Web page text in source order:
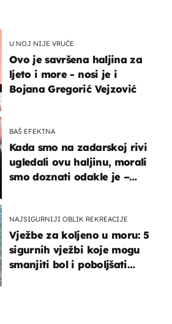
U NOJ NIJE VRUĆE
Ovo je savršena haljina za
ljeto i more - nosi je i
Bojana Gregorić Vejzović
BAŠ EFEKTNA
Kada smo na zadarskoj rivi
ugledali ovu haljinu, morali
smo doznati odakle je –
NAJSIGURNIJI OBLIK REKREACIJE
Vježbe za koljeno u moru: 5
sigurnih vježbi koje mogu
smanjiti bol i poboljšati